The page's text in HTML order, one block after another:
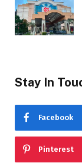
Stay In
Facebook
Pinterest